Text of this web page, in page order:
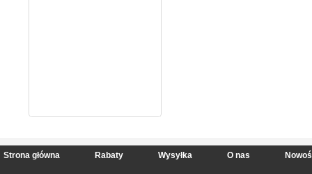
Strona główna Rabaty Wysyłka O nas